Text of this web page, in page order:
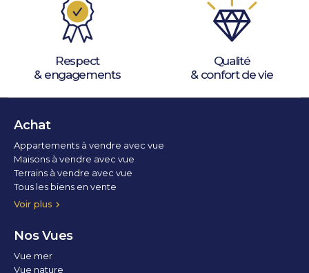
Respect
& engagements
Qualité
& confort de vie
Achat
Voir plus
Appartements à vendre avec vue
Maisons à vendre avec vue
Terrains à vendre avec vue
Tous les biens en vente
Nos Vues
Vue mer
Vue nature